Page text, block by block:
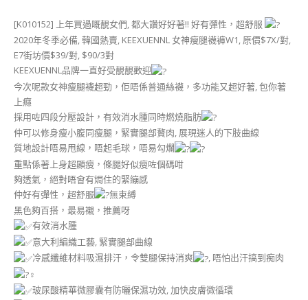
[K010152] 上年買過嘅靚女們, 都大讚好好著!! 好有彈性，超舒服
2020年冬季必備, 韓國熱賣, KEEXUENNL 女神瘦腿襪褲W1, 原價$7X/對,
E7街坊價$39/對, $90/3對
KEEXUENNL品牌一直好受靚靚歡迎
今次呢款女神瘦腿襪超勁，佢唔係普通絲襪，多功能又超好著, 包你著
上癮
採用咗四段分壓設計，有效消水腫同時燃燒脂肪
仲可以修身瘦小腹同瘦腿，緊實腿部贅肉, 展現迷人的下肢曲線
質地設計唔易甩線，唔起毛球，唔易勾爛
重點係著上身超顯瘦，條腿好似瘦咗個碼咁
夠透氣，絕對唔會有焗住的緊繃感
仲好有彈性，超舒服
無束縛
黑色夠百搭，最易襯，推薦呀
有效消水腫
意大利編織工藝, 緊實腿部曲線
冷感纖維材料吸濕排汗，令雙腿保持消爽
, 唔怕出汗搞到痴肉
玻尿酸精華微膠囊有防曬保濕功效, 加快皮膚微循環